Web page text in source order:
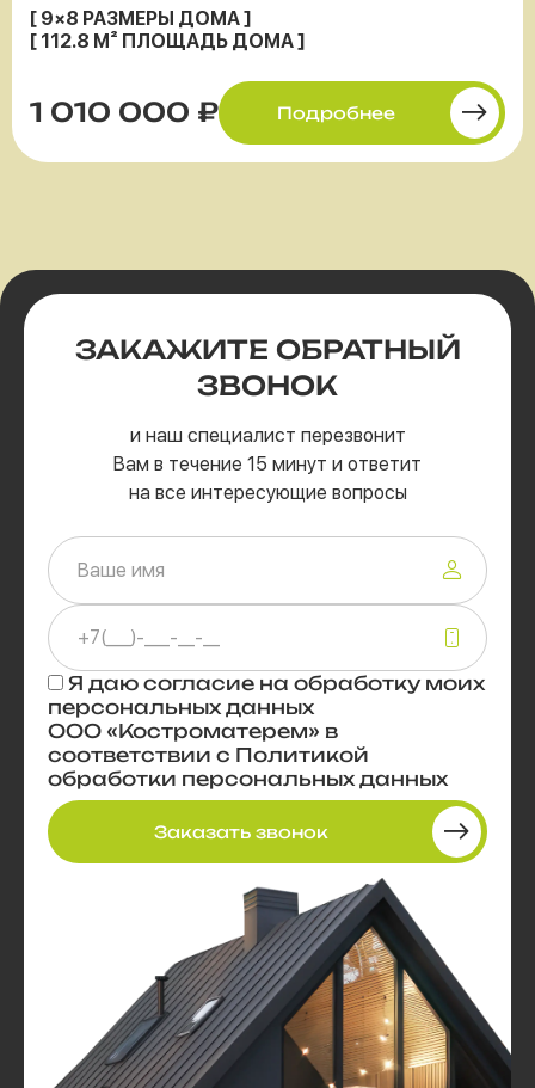
[ 9×8 РАЗМЕРЫ ДОМА ]
[ 112.8 М² ПЛОЩАДЬ ДОМА ]
1 010 000 ₽ Подробнее
ЗАКАЖИТЕ ОБРАТНЫЙ
ЗВОНОК
и наш специалист перезвонит
Вам в течение 15 минут и ответит
на все интересующие вопросы
Я даю согласие на обработку моих
персональных данных
ООО «Костроматерем» в
соответствии с Политикой
обработки персональных данных
Заказать звонок